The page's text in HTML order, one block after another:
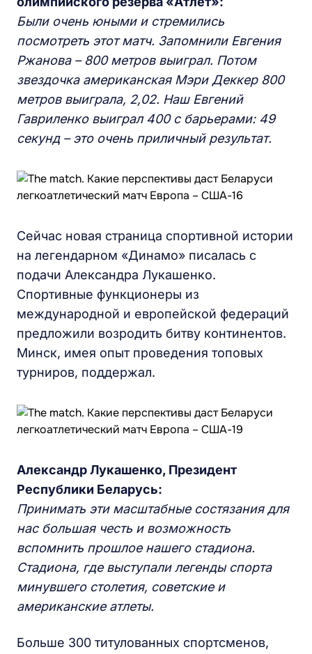
Были очень юными и стремились
посмотреть этот матч. Запомнили Евгения
Ржанова – 800 метров выиграл. Потом
звездочка американская Мэри Деккер 800
метров выиграла, 2,02. Наш Евгений
Гавриленко выиграл 400 с барьерами: 49
секунд – это очень приличный результат.
Сейчас новая страница спортивной истории
на легендарном «Динамо» писалась с
подачи Александра Лукашенко.
Спортивные функционеры из
международной и европейской федераций
предложили возродить битву континентов.
Минск, имея опыт проведения топовых
турниров, поддержал.
Александр Лукашенко, Президент
Республики Беларусь:
Принимать эти масштабные состязания для
нас большая честь и возможность
вспомнить прошлое нашего стадиона.
Стадиона, где выступали легенды спорта
минувшего столетия, советские и
американские атлеты.
Больше 300 титулованных спортсменов,